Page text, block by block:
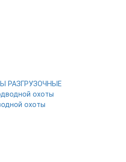
РАЗГРУЗОЧНЫЕ
охоты
охоты